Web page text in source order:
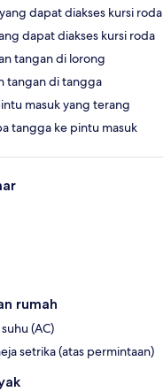
dapat diakses kursi roda
dapat diakses kursi roda
tangan di lorong
tangan di tangga
masuk yang terang
tangga ke pintu masuk
rumah
(AC)
setrika (atas permintaan)